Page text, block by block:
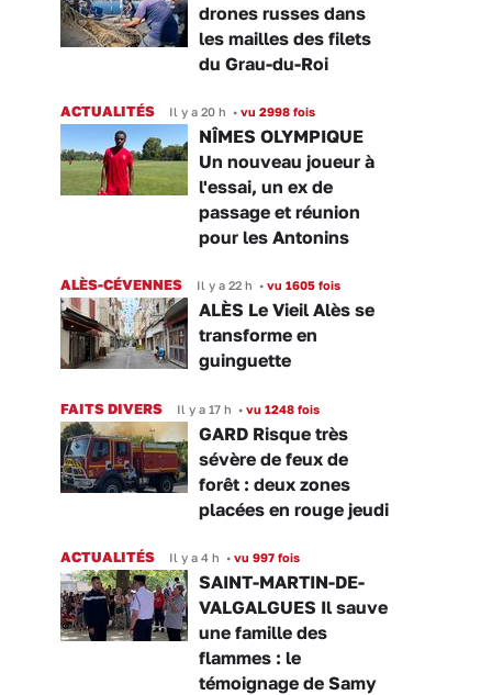
drones russes dans
les mailles des filets
du Grau-du-Roi
ACTUALITÉS Il y a 20 h • vu 2998 fois
NÎMES OLYMPIQUE
Un nouveau joueur à
l'essai, un ex de
passage et réunion
pour les Antonins
ALÈS-CÉVENNES Il y a 22 h • vu 1605 fois
ALÈS Le Vieil Alès se
transforme en
guinguette
FAITS DIVERS Il y a 17 h • vu 1248 fois
GARD Risque très
sévère de feux de
forêt : deux zones
placées en rouge jeudi
ACTUALITÉS Il y a 4 h • vu 997 fois
SAINT-MARTIN-DE-
VALGALGUES Il sauve
une famille des
flammes : le
témoignage de Samy